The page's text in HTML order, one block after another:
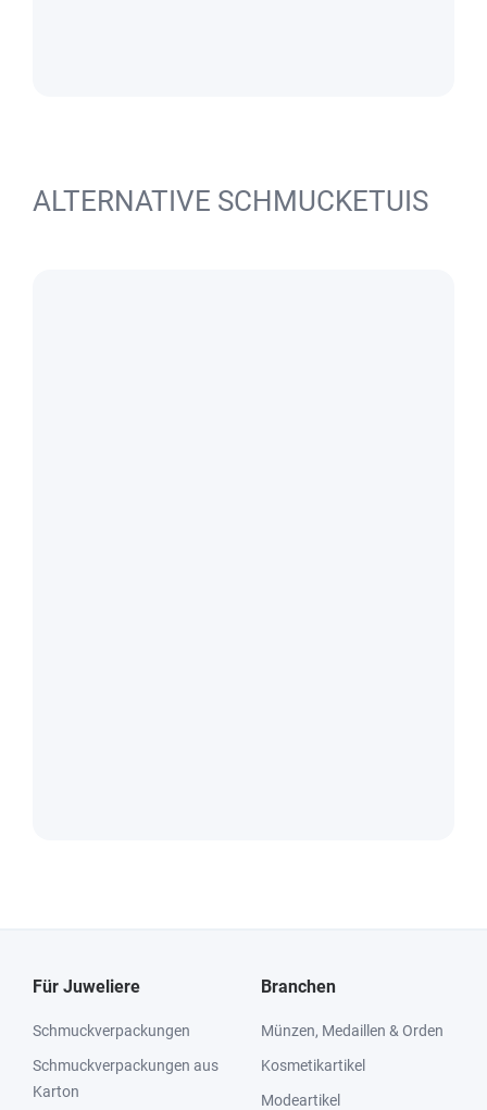
ALTERNATIVE SCHMUCKETUIS
Für Juweliere
Schmuckverpackungen
Schmuckverpackungen aus
Karton
Branchen
Münzen, Medaillen & Orden
Kosmetikartikel
Modeartikel